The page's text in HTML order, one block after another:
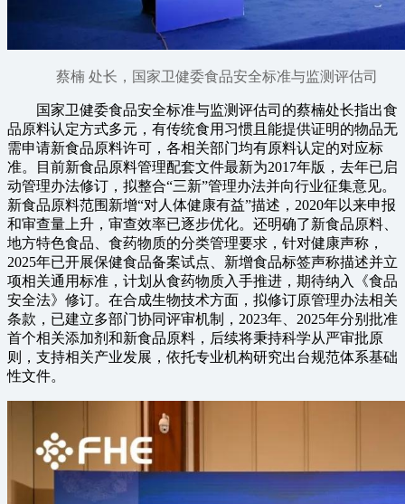
蔡楠 处长，国家卫健委食品安全标准与监测评估司
国家卫健委食品安全标准与监测评估司的蔡楠处长指出食
品原料认定方式多元，有传统食用习惯且能提供证明的物品无
需申请新食品原料许可，各相关部门均有原料认定的对应标
准。目前新食品原料管理配套文件最新为2017年版，去年已启
动管理办法修订，拟整合“三新”管理办法并向行业征集意见。
新食品原料范围新增“对人体健康有益”描述，2020年以来申报
和审查量上升，审查效率已逐步优化。还明确了新食品原料、
地方特色食品、食药物质的分类管理要求，针对健康声称，
2025年已开展保健食品备案试点、新增食品标签声称描述并立
项相关通用标准，计划从食药物质入手推进，期待纳入《食品
安全法》修订。在合成生物技术方面，拟修订原管理办法相关
条款，已建立多部门协同评审机制，2023年、2025年分别批准
首个相关添加剂和新食品原料，后续将秉持科学从严审批原
则，支持相关产业发展，依托专业机构研究出台规范体系基础
性文件。